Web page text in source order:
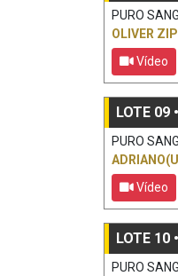
PURO
OLIVER
Vídeo
LOTE 09
PURO
Vídeo
LOTE 10
PURO